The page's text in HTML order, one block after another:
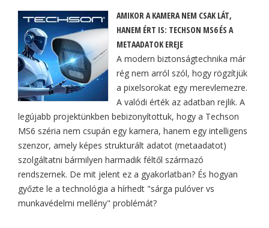
AMIKOR A KAMERA NEM CSAK LÁT,
HANEM ÉRT IS: TECHSON MS6 ÉS A
METAADATOK EREJE
A modern biztonságtechnika már
rég nem arról szól, hogy rögzítjük
a pixelsorokat egy merevlemezre.
A valódi érték az adatban rejlik. A
legújabb projektünkben bebizonyítottuk, hogy a Techson
MS6 széria nem csupán egy kamera, hanem egy intelligens
szenzor, amely képes strukturált adatot (metaadatot)
szolgáltatni bármilyen harmadik féltől származó
rendszernek. De mit jelent ez a gyakorlatban? És hogyan
győzte le a technológia a hírhedt "sárga pulóver vs
munkavédelmi mellény" problémát?